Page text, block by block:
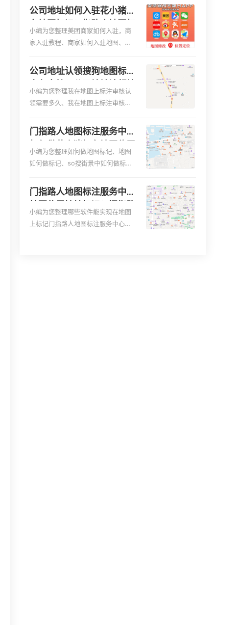
置，可以增加商户的可见性和曝光
率。当潜在客户在地图上搜索相关服
务或产品时，能够快速找到标注的商
户位置，增加商户被发现的机会。方
更容易地找到商户的实际位置。特别
是对于新客户或不熟悉该地区的客户
来说，地图标注可以提供明确的导航
指引，减少客户的迷路和浪费时间的
实体指路人地图标注服务中心面的存
在。对于一些客户来说，实体指路人
地
公司地址如何入驻花小猪打
注服务中心铺如何入驻花小
小编为您整理美团商家如何入驻，商
家入驻教程、商家如何入驻地图、如
图、家政公司如何入驻美团相关地图
标注知识，详情可查看下方正文！
公司地址认领搜狗地图标注
图标注多久审核？
小编为您整理我在地图上标注审核认
领需要多久、我在地图上标注审核认
领需要多久i、我在地图上标注审核认
领需要多久Y、搜狗地图标注要多久才
显示相关地图标注知识，详情可查看
下方正文！
门指路人地图标注服务中心
标记？门指路人地图标注服
地址标记？
小编为您整理如何做地图标记、地图
如何做标记、so搜街景中如何做标
到门指路人地图标注服务中心办理手
续的吗、哪些软件能实现在地图上标
记门指路人地图标注服务中心位置相
关地图标注知识，详情可查看下方正
门指路人地图标注服务中心
人地图标注服务中心苹果地
小编为您整理哪些软件能实现在地图
上标记门指路人地图标注服务中心位